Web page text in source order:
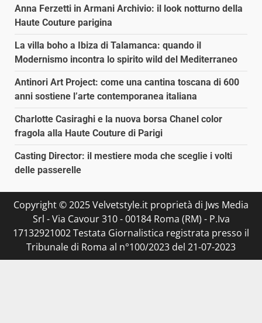
Anna Ferzetti in Armani Archivio: il look notturno della
Haute Couture parigina
La villa boho a Ibiza di Talamanca: quando il
Modernismo incontra lo spirito wild del Mediterraneo
Antinori Art Project: come una cantina toscana di 600
anni sostiene l’arte contemporanea italiana
Charlotte Casiraghi e la nuova borsa Chanel color
fragola alla Haute Couture di Parigi
Casting Director: il mestiere moda che sceglie i volti
delle passerelle
Copyright © 2025 Velvetstyle.it proprietà di Jws Media
Srl - Via Cavour 310 - 00184 Roma (RM) - P.Iva
17132921002 Testata Giornalistica registrata presso il
Tribunale di Roma al n°100/2023 del 21-07-2023